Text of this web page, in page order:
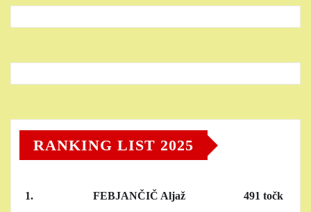
RANKING LIST 2025
1. FEBJANČIČ Aljaž 491 točk